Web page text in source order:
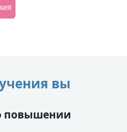
вы
повышении